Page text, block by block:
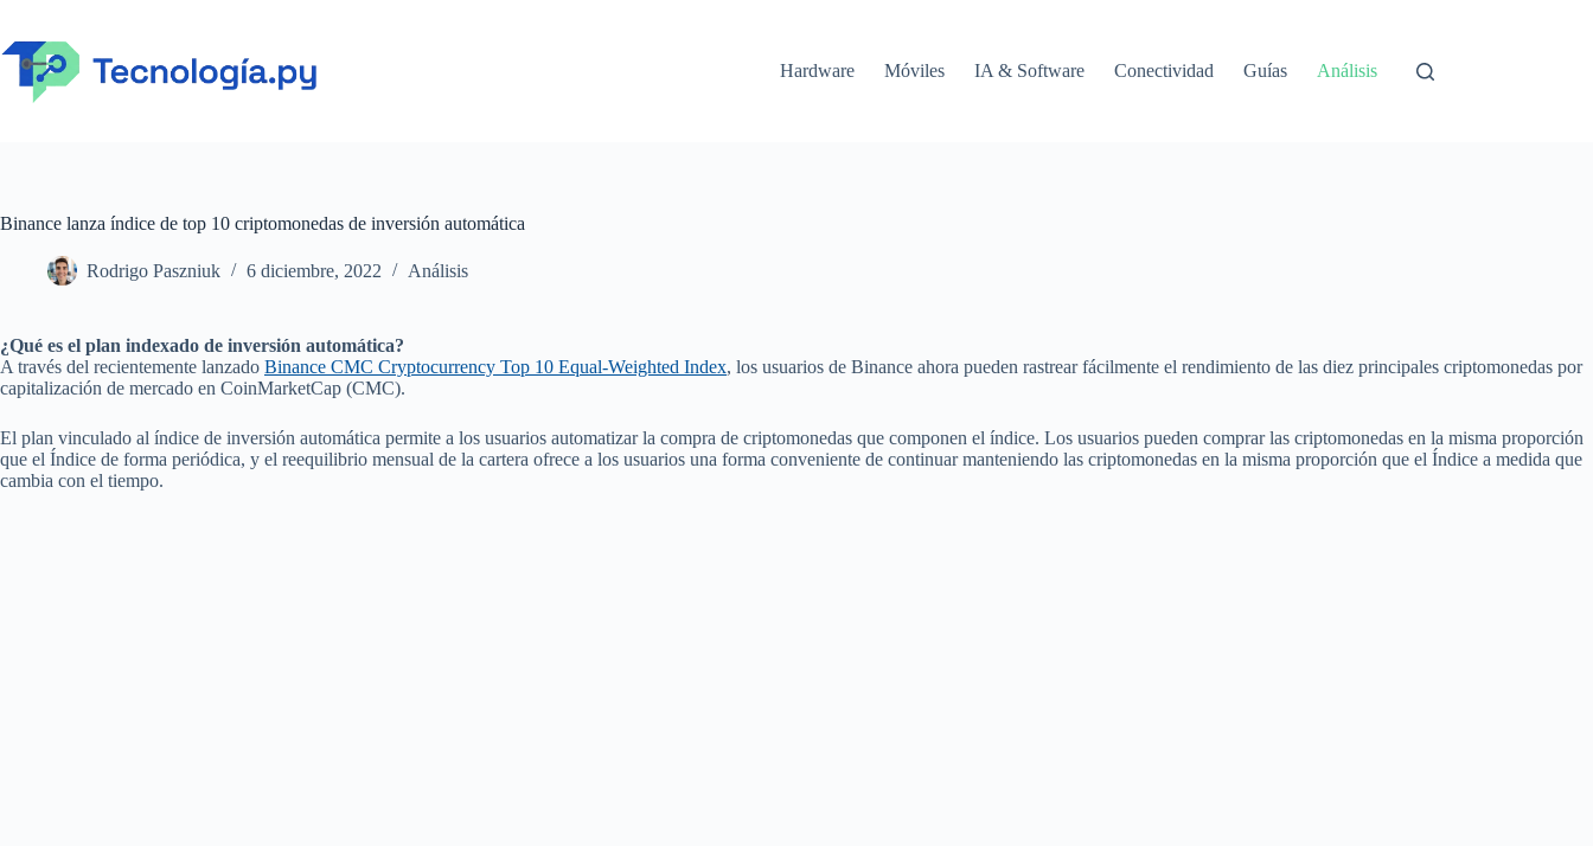
contenido
Hardware
Móviles IA & Software Conectividad Guías Análisis
Binance lanza índice de top 10 criptomonedas de inversión automática
Rodrigo Paszniuk 6 diciembre, 2022 Análisis
¿Qué es el plan indexado de inversión automática?
A través del recientemente lanzado Binance CMC Cryptocurrency Top 10 Equal-Weighted Index, los usuarios de Binance ahora pueden rastrear fácilmente el rendimiento de las diez principales criptomonedas por
capitalización de mercado en CoinMarketCap (CMC).
El plan vinculado al índice de inversión automática permite a los usuarios automatizar la compra de criptomonedas que componen el índice. Los usuarios pueden comprar las criptomonedas en la misma proporción
que el Índice de forma periódica, y el reequilibrio mensual de la cartera ofrece a los usuarios una forma conveniente de continuar manteniendo las criptomonedas en la misma proporción que el Índice a medida que
cambia con el tiempo.